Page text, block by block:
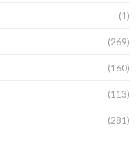
(1)
(269)
(160)
(113)
(281)